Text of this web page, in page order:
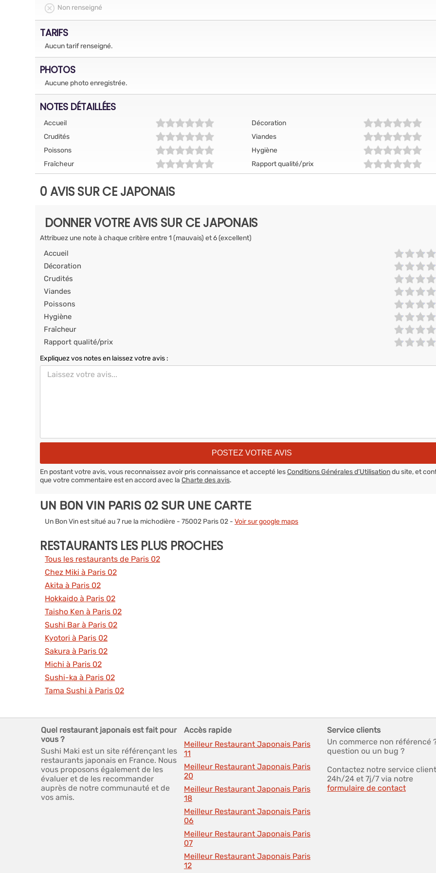
Non renseigné
TARIFS
Aucun tarif renseigné.
PHOTOS
Aucune photo enregistrée.
NOTES DÉTAILLÉES
Accueil
Décoration
Crudités
Viandes
Poissons
Hygiène
Fraîcheur
Rapport qualité/prix
0 AVIS SUR CE JAPONAIS
DONNER VOTRE AVIS SUR CE JAPONAIS
Attribuez une note à chaque critère entre 1 (mauvais) et 6 (excellent)
Accueil
Décoration
Crudités
Viandes
Poissons
Hygiène
Fraîcheur
Rapport qualité/prix
Expliquez vos notes en laissez votre avis :
En postant votre avis, vous reconnaissez avoir pris connaissance et accepté lesConditions Générales d’Utilisationdu site, et
que votre commentaire est en accord avec la Charte des avis.
UN BON VIN PARIS 02 SUR UNE CARTE
Un Bon Vin est situé au 7 rue la michodière - 75002 Paris 02 - Voir sur google maps
RESTAURANTS LES PLUS PROCHES
Tous les restaurants de Paris 02
Chez Miki à Paris 02
Akita à Paris 02
Hokkaido à Paris 02
Taisho Ken à Paris 02
Sushi Bar à Paris 02
Kyotori à Paris 02
Sakura à Paris 02
Michi à Paris 02
Sushi-ka à Paris 02
Tama Sushi à Paris 02
Quel restaurant japonais est fait pour
vous ?
Sushi Maki est un site référençant les
restaurants japonais en France. Nous
vous proposons également de les
évaluer et de les recommander
auprès de notre communauté et de
vos amis.
Accès rapide
Meilleur Restaurant Japonais Paris
11
Meilleur Restaurant Japonais Paris
20
Meilleur Restaurant Japonais Paris
18
Meilleur Restaurant Japonais Paris
06
Meilleur Restaurant Japonais Paris
07
Meilleur Restaurant Japonais Paris
12
Service clients
Un commerce non référencé
question ou un bug ?
Contactez notre service client
24h/24 et 7j/7 via notre
formulaire de contact